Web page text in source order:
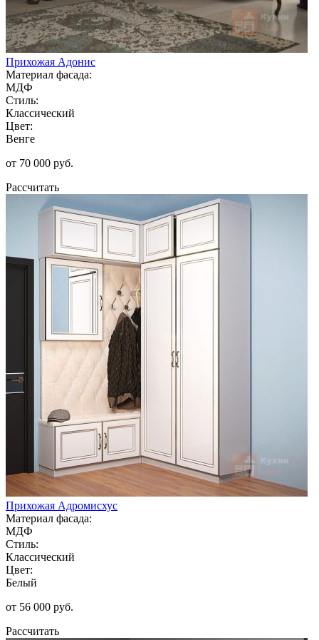
Прихожая Адонис
Материал фасада:
МДФ
Стиль:
Классический
Цвет:
Венге
от 70 000 руб.
Рассчитать
Прихожая Адромисхус
Материал фасада:
МДФ
Стиль:
Классический
Цвет:
Белый
от 56 000 руб.
Рассчитать